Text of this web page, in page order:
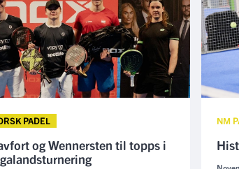
PADEL
og Wennersten til topps i
NM